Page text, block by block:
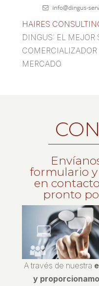
HAIRES
DINGUS: EL MEJOR
MERCADO
formulario
en
pronto
A través de nuestra
y